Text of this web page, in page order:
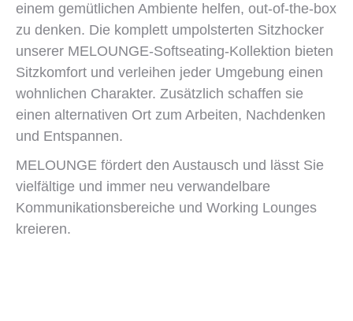
einem gemütlichen Ambiente helfen, out-of-the-box
zu denken. Die komplett umpolsterten Sitzhocker
unserer MELOUNGE-Softseating-Kollektion bieten
Sitzkomfort und verleihen jeder Umgebung einen
wohnlichen Charakter. Zusätzlich schaffen sie
einen alternativen Ort zum Arbeiten, Nachdenken
und Entspannen.
MELOUNGE fördert den Austausch und lässt Sie
vielfältige und immer neu verwandelbare
Kommunikationsbereiche und Working Lounges
kreieren.